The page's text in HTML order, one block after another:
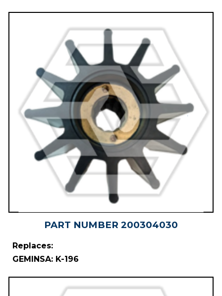
PART NUMBER 200304030
Replaces:
GEMINSA: K-196